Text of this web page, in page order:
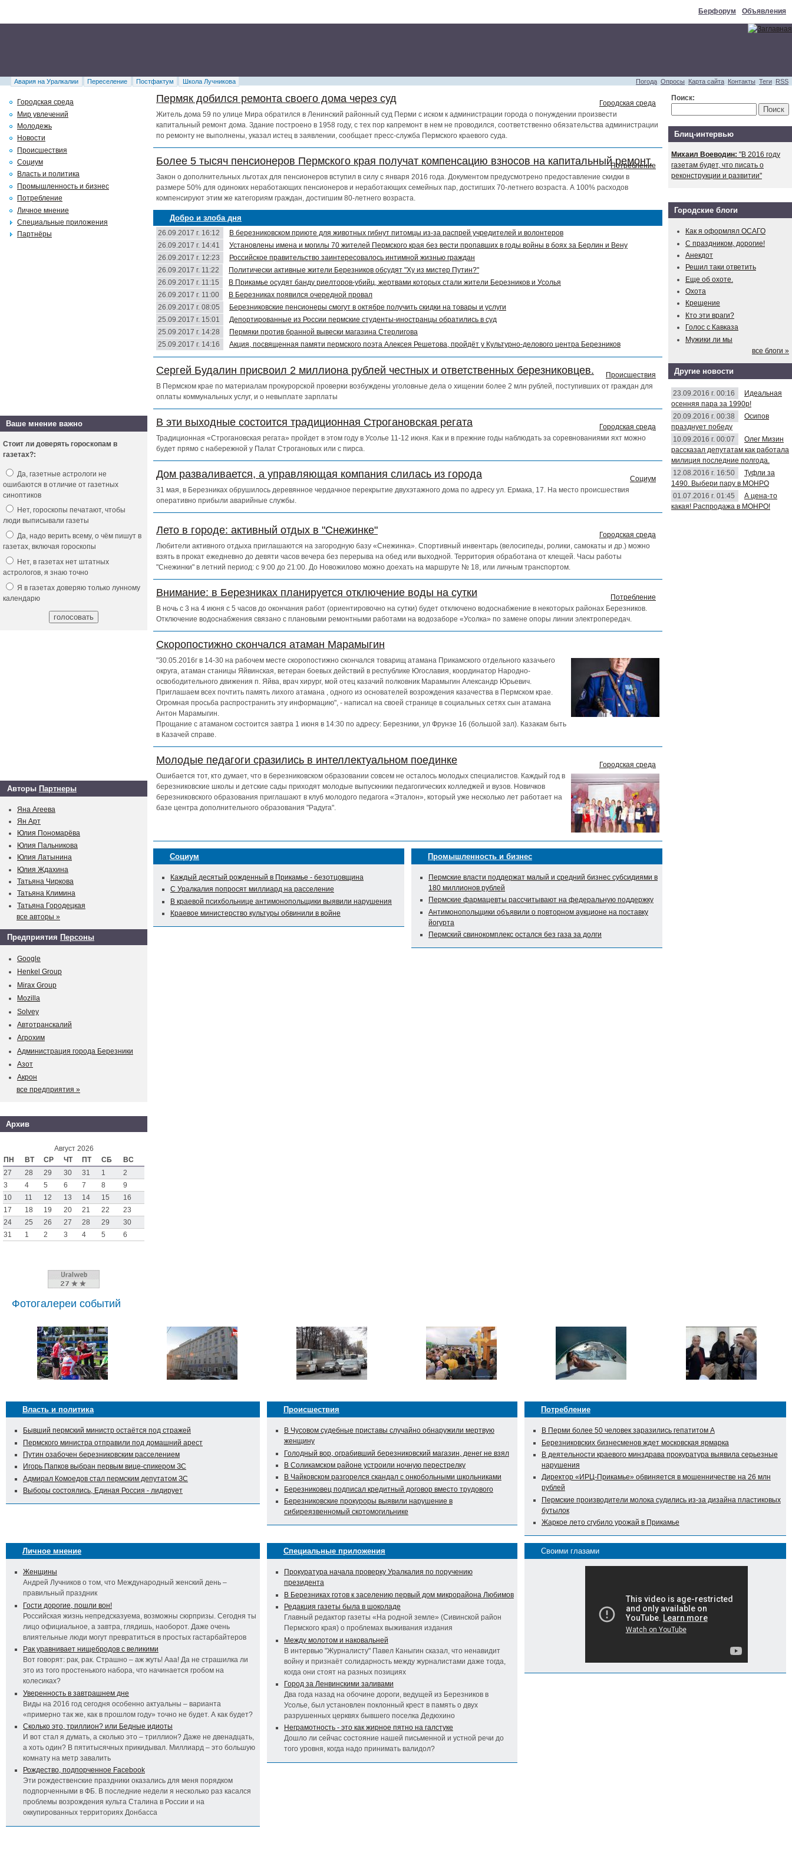
Берфорум Объявления
Погода Опросы Карта сайта Контакты Теги RSS
Авария на Уралкалии Переселение Постфактум Школа Лучникова
Пермяк добился ремонта своего дома через суд
Городская среда
Житель дома 59 по улице Мира обратился в Ленинский районный суд Перми с иском к администрации города о понуждении произвести
капитальный ремонт дома. Здание построено в 1958 году, с тех пор капремонт в нем не проводился, соответственно обязательства администрации
по ремонту не выполнены, указал истец в заявлении, сообщает пресс-служба Пермского краевого суда.
Более 5 тысяч пенсионеров Пермского края получат компенсацию взносов на капитальный ремонт.
Потребление
Закон о дополнительных льготах для пенсионеров вступил в силу с января 2016 года. Документом предусмотрено предоставление скидки в
размере 50% для одиноких неработающих пенсионеров и неработающих семейных пар, достигших 70-летнего возраста. А 100% расходов
компенсируют этим же категориям граждан, достигшим 80-летнего возраста.
Добро и злоба дня
26.09.2017 г. 16:12
В березниковском приюте для животных гибнут питомцы из-за распрей учредителей и волонтеров
26.09.2017 г. 14:41
Установлены имена и могилы 70 жителей Пермского края без вести пропавших в годы войны в боях за Берлин и Вену
26.09.2017 г. 12:23
Российское правительство заинтересовалось интимной жизнью граждан
26.09.2017 г. 11:22
Политически активные жители Березников обсудят "Ху из мистер Путин?"
26.09.2017 г. 11:15
В Прикамье осудят банду риелторов-убийц, жертвами которых стали жители Березников и Усолья
26.09.2017 г. 11:00
В Березниках появился очередной провал
26.09.2017 г. 08:05
Березниковские пенсионеры смогут в октябре получить скидки на товары и услуги
25.09.2017 г. 15:01
Депортированные из России пермские студенты-иностранцы обратились в суд
25.09.2017 г. 14:28
Пермяки против бранной вывески магазина Стерлигова
25.09.2017 г. 14:16
Акция, посвященная памяти пермского поэта Алексея Решетова, пройдёт у Культурно-делового центра Березников
Сергей Будалин присвоил 2 миллиона рублей честных и ответственных березниковцев.
Происшествия
В Пермском крае по материалам прокурорской проверки возбуждены уголовные дела о хищении более 2 млн рублей, поступивших от граждан для
оплаты коммунальных услуг, и о невыплате зарплаты
В эти выходные состоится традиционная Строгановская регата
Городская среда
Традиционная «Строгановская регата» пройдет в этом году в Усолье 11-12 июня. Как и в прежние годы наблюдать за соревнованиями яхт можно
будет прямо с набережной у Палат Строгановых или с пирса.
Дом разваливается, а управляющая компания слилась из города
Социум
31 мая, в Березниках обрушилось деревянное чердачное перекрытие двухэтажного дома по адресу ул. Ермака, 17. На место происшествия
оперативно прибыли аварийные службы.
Лето в городе: активный отдых в "Снежинке"
Городская среда
Любители активного отдыха приглашаются на загородную базу «Снежинка». Спортивный инвентарь (велосипеды, ролики, самокаты и др.) можно
взять в прокат ежедневно до девяти часов вечера без перерыва на обед или выходной. Территория обработана от клещей. Часы работы
"Снежинки" в летний период: с 9:00 до 21:00. До Новожилово можно доехать на маршруте № 18, или личным транспортом.
Внимание: в Березниках планируется отключение воды на сутки
Потребление
В ночь с 3 на 4 июня с 5 часов до окончания работ (ориентировочно на сутки) будет отключено водоснабжение в некоторых районах Березников.
Отключение водоснабжения связано с плановыми ремонтными работами на водозаборе «Усолка» по замене опоры линии электропередач.
Скоропостижно скончался атаман Марамыгин
"30.05.2016г в 14-30 на рабочем месте скоропостижно скончался товарищ атамана Прикамского отдельного казачьего
округа, атаман станицы Яйвинская, ветеран боевых действий в республике Югославия, координатор Народно-
освободительного движения п. Яйва, врач хирург, мой отец казачий полковник Марамыгин Александр Юрьевич.
Приглашаем всех почтить память лихого атамана , одного из основателей возрождения казачества в Пермском крае.
Огромная просьба распространить эту информацию", - написал на своей странице в социальных сетях сын атамана
Антон Марамыгин.
Прощание с атаманом состоится завтра 1 июня в 14:30 по адресу: Березники, ул Фрунзе 16 (большой зал). Казакам быть
в Казачей справе.
Молодые педагоги сразились в интеллектуальном поединке
Городская среда
Ошибается тот, кто думает, что в березниковском образовании совсем не осталось молодых специалистов. Каждый год в
березниковские школы и детские сады приходят молодые выпускники педагогических колледжей и вузов. Новичков
березниковского образования приглашают в клуб молодого педагога «Эталон», который уже несколько лет работает на
базе центра дополнительного образования "Радуга".
Социум
Каждый десятый рожденный в Прикамье - безотцовщина
С Уралкалия попросят миллиард на расселение
В краевой психбольнице антимонопольщики выявили нарушения
Краевое министерство культуры обвинили в войне
Промышленность и бизнес
Пермские власти поддержат малый и средний бизнес субсидиями в
180 миллионов рублей
Пермские фармацевты рассчитывают на федеральную поддержку
Антимонопольщики объявили о повторном аукционе на поставку
йогурта
Пермский свинокомплекс остался без газа за долги
Городская среда
Мир увлечений
Молодежь
Новости
Происшествия
Социум
Власть и политика
Промышленность и бизнес
Потребление
Личное мнение
Специальные приложения
Партнёры
Ваше мнение важно
Стоит ли доверять гороскопам в
газетах?:
Да, газетные астрологи не
ошибаются в отличие от газетных
синоптиков
Нет, гороскопы печатают, чтобы
люди выписывали газеты
Да, надо верить всему, о чём пишут в
газетах, включая гороскопы
Нет, в газетах нет штатных
астрологов, я знаю точно
Я в газетах доверяю только лунному
календарю
Авторы Партнеры
Яна Агеева
Ян Арт
Юлия Пономарёва
Юлия Пальникова
Юлия Латынина
Юлия Ждахина
Татьяна Чиркова
Татьяна Климина
Татьяна Городецкая
все авторы »
Предприятия Персоны
Google
Henkel Group
Mirax Group
Mozilla
Solvey
Автотранскалий
Агрохим
Администрация города Березники
Азот
Акрон
все предприятия »
Архив
Август 2026
ПН
ВТ СР ЧТ ПТ СБ
ВС
27
28 29 30 31 1
2
3
4 5 6 7 8
9
10
11 12 13 14 15
16
17
18 19 20 21 22
23
24
25 26 27 28 29
30
31
1 2 3 4 5 6
Поиск:
Блиц-интервью
Михаил Воеводин: "В 2016 году
газетам будет, что писать о
реконструкции и развитии"
Городские блоги
Как я оформлял ОСАГО
С праздником, дорогие!
Анекдот
Решил таки ответить
Еще об охоте.
Охота
Крещение
Кто эти враги?
Голос с Кавказа
Мужики ли мы
все блоги »
Другие новости
23.09.2016 г. 00:16
Идеальная
осенняя пара за 1990р!
20.09.2016 г. 00:38
Осипов
празднует победу
10.09.2016 г. 00:07
Олег Мизин
рассказал депутатам как работала
милиция последние полгода.
12.08.2016 г. 16:50
Туфли за
1490. Выбери пару в МОНРО
01.07.2016 г. 01:45
А цена-то
какая! Распродажа в МОНРО!
Фотогалереи событий
Власть и политика
Бывший пермский министр остаётся под стражей
Пермского министра отправили под домашний арест
Путин озабочен березниковским расселением
Игорь Папков выбран первым вице-спикером ЗС
Адмирал Комоедов стал пермским депутатом ЗС
Выборы состоялись, Единая Россия - лидирует
Происшествия
В Чусовом судебные приставы случайно обнаружили мертвую
женщину
Голодный вор, ограбивший березниковский магазин, денег не взял
В Соликамском районе устроили ночную перестрелку
В Чайковском разгорелся скандал с онкобольными школьниками
Березниковец подписал кредитный договор вместо трудового
Березниковские прокуроры выявили нарушение в
сибиреязвенномый скотомогильнике
Потребление
В Перми более 50 человек заразились гепатитом А
Березниковских бизнесменов ждет московская ярмарка
В деятельности краевого минздрава прокуратура выявила серьезные
нарушения
Директор «ИРЦ-Прикамье» обвиняется в мошенничестве на 26 млн
рублей
Пермские производители молока судились из-за дизайна пластиковых
бутылок
Жаркое лето сгубило урожай в Прикамье
Личное мнение
Женщины
Андрей Лучников о том, что Международный женский день –
правильный праздник
Гости дорогие, пошли вон!
Российская жизнь непредсказуема, возможны сюрпризы. Сегодня ты
лицо официальное, а завтра, глядишь, наоборот. Даже очень
влиятельные люди могут превратиться в простых гастарбайтеров
Рак уравнивает нищебродов с великими
Вот говорят: рак, рак. Страшно – аж жуть! Ааа! Да не страшилка ли
это из того простенького набора, что начинается гробом на
колесиках?
Уверенность в завтрашнем дне
Виды на 2016 год сегодня особенно актуальны – варианта
«примерно так же, как в прошлом году» точно не будет. А как будет?
Сколько это, триллион? или Бедные идиоты
И вот стал я думать, а сколько это – триллион? Даже не двенадцать,
а хоть один? В пятитысячных прикидывал. Миллиард – это большую
комнату на метр завалить
Рождество, подпорченное Facebook
Эти рождественские праздники оказались для меня порядком
подпорченными в ФБ. В последние недели я несколько раз касался
проблемы возрождения культа Сталина в России и на
оккупированных территориях Донбасса
Специальные приложения
Прокуратура начала проверку Уралкалия по поручению
президента
В Березниках готов к заселению первый дом микрорайона Любимов
Редакция газеты была в шоколаде
Главный редактор газеты «На родной земле» (Сивинской район
Пермского края) о проблемах выживания издания
Между молотом и наковальней
В интервью "Журналисту" Павел Каныгин сказал, что ненавидит
войну и признаёт солидарность между журналистами даже тогда,
когда они стоят на разных позициях
Город за Ленвинскими заливами
Два года назад на обочине дороги, ведущей из Березников в
Усолье, был установлен поклонный крест в память о двух
разрушенных церквях бывшего поселка Дедюхино
Неграмотность - это как жирное пятно на галстуке
Дошло ли сейчас состояние нашей письменной и устной речи до
того уровня, когда надо принимать валидол?
Своими глазами